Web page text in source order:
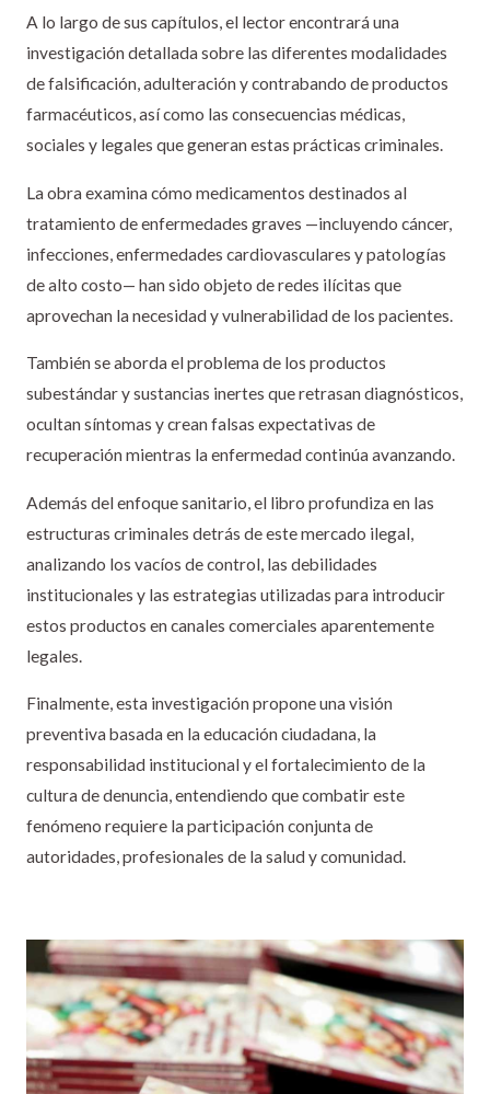
A lo largo de sus capítulos, el lector encontrará una
investigación detallada sobre las diferentes modalidades
de falsificación, adulteración y contrabando de productos
farmacéuticos, así como las consecuencias médicas,
sociales y legales que generan estas prácticas criminales.
La obra examina cómo medicamentos destinados al
tratamiento de enfermedades graves —incluyendo cáncer,
infecciones, enfermedades cardiovasculares y patologías
de alto costo— han sido objeto de redes ilícitas que
aprovechan la necesidad y vulnerabilidad de los pacientes.
También se aborda el problema de los productos
subestándar y sustancias inertes que retrasan diagnósticos,
ocultan síntomas y crean falsas expectativas de
recuperación mientras la enfermedad continúa avanzando.
Además del enfoque sanitario, el libro profundiza en las
estructuras criminales detrás de este mercado ilegal,
analizando los vacíos de control, las debilidades
institucionales y las estrategias utilizadas para introducir
estos productos en canales comerciales aparentemente
legales.
Finalmente, esta investigación propone una visión
preventiva basada en la educación ciudadana, la
responsabilidad institucional y el fortalecimiento de la
cultura de denuncia, entendiendo que combatir este
fenómeno requiere la participación conjunta de
autoridades, profesionales de la salud y comunidad.